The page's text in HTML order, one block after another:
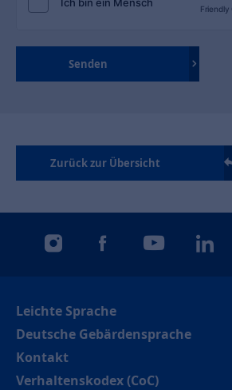
Friendly
Senden
Zurück zur Übersicht
instagramfacebookyoutube
Leichte Sprache
Deutsche Gebärdensprache
Kontakt
Verhaltenskodex (CoC)